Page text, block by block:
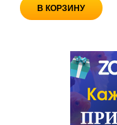
В КОРЗИНУ